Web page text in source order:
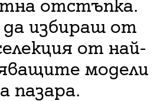
избираш от
от най-
модели
пазара.